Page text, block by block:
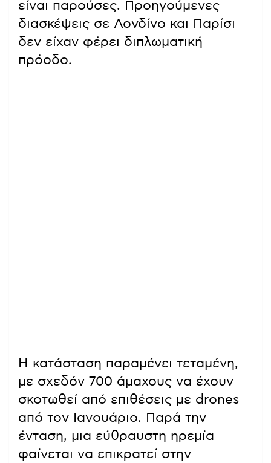
είναι παρούσες. Προηγούμενες
διασκέψεις σε Λονδίνο και Παρίσι
δεν είχαν φέρει διπλωματική
πρόοδο.
Η κατάσταση παραμένει τεταμένη,
με σχεδόν 700 άμαχους να έχουν
σκοτωθεί από επιθέσεις με drones
από τον Ιανουάριο. Παρά την
ένταση, μια εύθραυστη ηρεμία
φαίνεται να επικρατεί στην